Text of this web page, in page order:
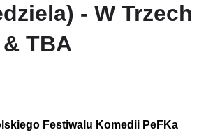
- W Trzech
TBA
Festiwalu Komedii PeFKa